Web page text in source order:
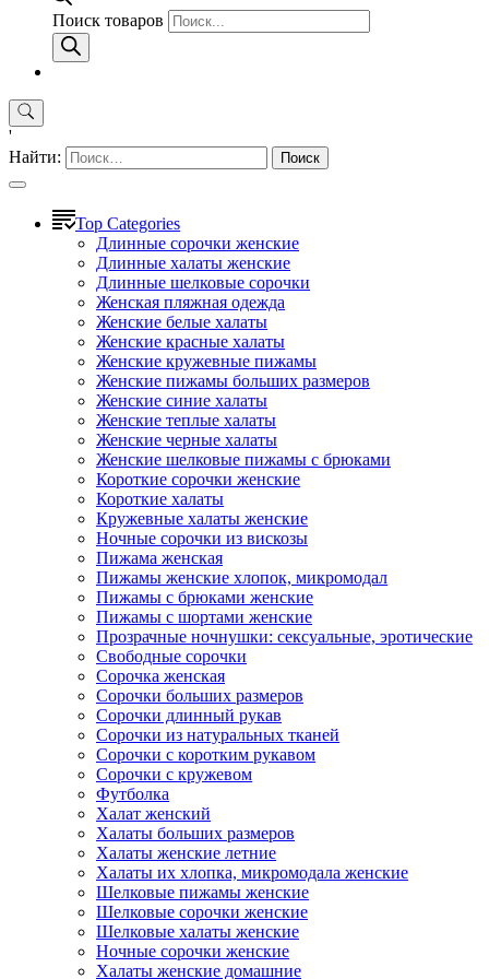
Поиск товаров
'
Найти:
Top Categories
Длинные сорочки женские
Длинные халаты женские
Длинные шелковые сорочки
Женская пляжная одежда
Женские белые халаты
Женские красные халаты
Женские кружевные пижамы
Женские пижамы больших размеров
Женские синие халаты
Женские теплые халаты
Женские черные халаты
Женские шелковые пижамы с брюками
Короткие сорочки женские
Короткие халаты
Кружевные халаты женские
Ночные сорочки из вискозы
Пижама женская
Пижамы женские хлопок, микромодал
Пижамы с брюками женские
Пижамы с шортами женские
Прозрачные ночнушки: сексуальные, эротические
Свободные сорочки
Сорочка женская
Сорочки больших размеров
Сорочки длинный рукав
Сорочки из натуральных тканей
Сорочки с коротким рукавом
Сорочки с кружевом
Футболка
Халат женский
Халаты больших размеров
Халаты женские летние
Халаты их хлопка, микромодала женские
Шелковые пижамы женские
Шелковые сорочки женские
Шелковые халаты женские
Ночные сорочки женские
Халаты женские домашние